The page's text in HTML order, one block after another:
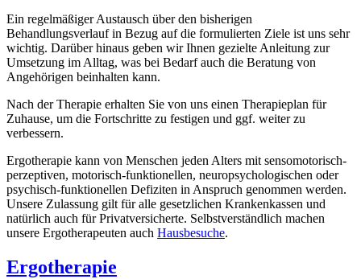
Ein regelmäßiger Austausch über den bisherigen
Behandlungsverlauf in Bezug auf die formulierten Ziele ist uns sehr
wichtig. Darüber hinaus geben wir Ihnen gezielte Anleitung zur
Umsetzung im Alltag, was bei Bedarf auch die Beratung von
Angehörigen beinhalten kann.
Nach der Therapie erhalten Sie von uns einen Therapieplan für
Zuhause, um die Fortschritte zu festigen und ggf. weiter zu
verbessern.
Ergotherapie kann von Menschen jeden Alters mit sensomotorisch-
perzeptiven, motorisch-funktionellen, neuropsychologischen oder
psychisch-funktionellen Defiziten in Anspruch genommen werden.
Unsere Zulassung gilt für alle gesetzlichen Krankenkassen und
natürlich auch für Privatversicherte. Selbstverständlich machen
unsere Ergotherapeuten auch Hausbesuche.
Ergotherapie